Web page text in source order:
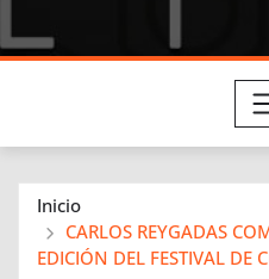
Inicio
CARLOS REYGADAS
EDICIÓN DEL FESTIVAL DE